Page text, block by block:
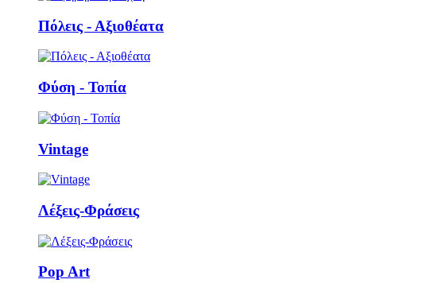
Πόλεις - Αξιοθέατα
Φύση - Τοπία
Vintage
Λέξεις-Φράσεις
Pop Art